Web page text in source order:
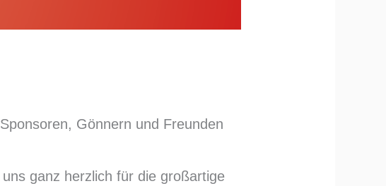
Gönnern und Freunden
ganz herzlich für die großartige